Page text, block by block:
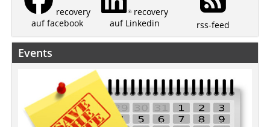
recovery
auf facebook
recovery
auf Linkedin
rss-feed
Events